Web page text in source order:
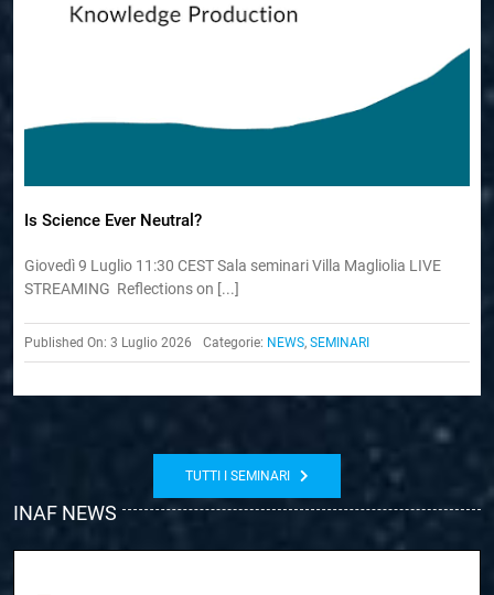
Is Science Ever Neutral?
Giovedì 9 Luglio 11:30 CEST Sala seminari Villa Magliolia LIVE
STREAMING Reflections on [...]
Published On: 3 Luglio 2026 Categorie: NEWS, SEMINARI
TUTTI I SEMINARI
INAF NEWS